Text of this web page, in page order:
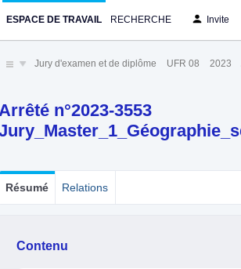
ESPACE DE TRAVAIL RECHERCHE Invite
Jury d'examen et de diplôme UFR 08 2023
n°2023-3553
Résumé Relations
Contenu